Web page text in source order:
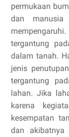
permukaan
dan manusia
tergantung
dalam tanah.
jenis
tergantung
lahan. Jika
karena
kesempatan
dan akibatnya